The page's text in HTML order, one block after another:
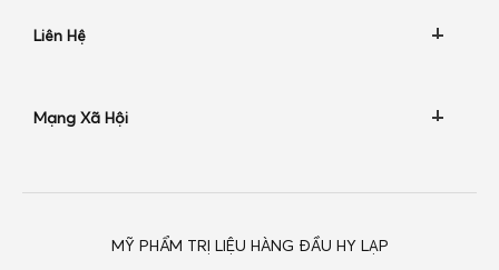
Liên Hệ
Mạng Xã Hội
MỸ PHẨM TRỊ LIỆU HÀNG ĐẦU HY LẠP